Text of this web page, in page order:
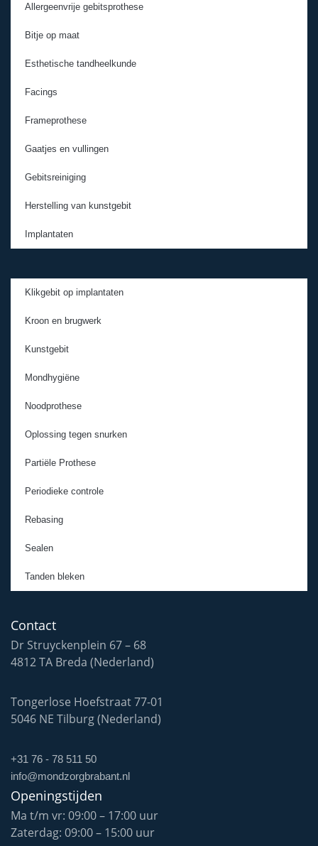
Allergeenvrije gebitsprothese
Bitje op maat
Esthetische tandheelkunde
Facings
Frameprothese
Gaatjes en vullingen
Gebitsreiniging
Herstelling van kunstgebit
Implantaten
Klikgebit op implantaten
Kroon en brugwerk
Kunstgebit
Mondhygiëne
Noodprothese
Oplossing tegen snurken
Partiële Prothese
Periodieke controle
Rebasing
Sealen
Tanden bleken
Contact
Dr Struyckenplein 67 – 68
4812 TA Breda (Nederland)
Tongerlose Hoefstraat 77-01
5046 NE Tilburg (Nederland)
+31 76 - 78 511 50
info@mondzorgbrabant.nl
Openingstijden
Ma t/m vr: 09:00 – 17:00 uur
Zaterdag: 09:00 – 15:00 uur